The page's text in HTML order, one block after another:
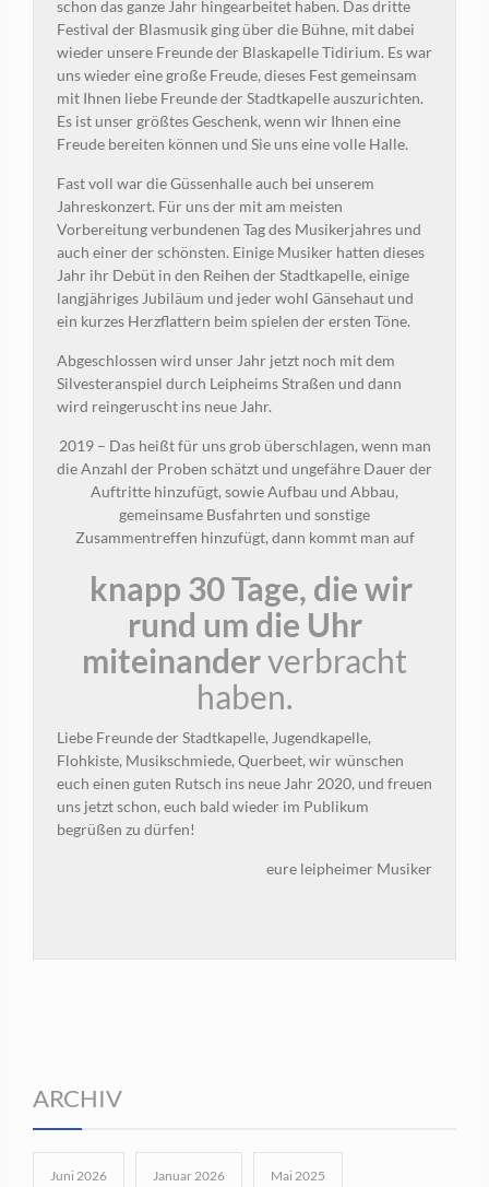
schon das ganze Jahr hingearbeitet haben. Das dritte
Festival der Blasmusik ging über die Bühne, mit dabei
wieder unsere Freunde der Blaskapelle Tidirium. Es war
uns wieder eine große Freude, dieses Fest gemeinsam
mit Ihnen liebe Freunde der Stadtkapelle auszurichten.
Es ist unser größtes Geschenk, wenn wir Ihnen eine
Freude bereiten können und Sie uns eine volle Halle.
Fast voll war die Güssenhalle auch bei unserem
Jahreskonzert. Für uns der mit am meisten
Vorbereitung verbundenen Tag des Musikerjahres und
auch einer der schönsten. Einige Musiker hatten dieses
Jahr ihr Debüt in den Reihen der Stadtkapelle, einige
langjähriges Jubiläum und jeder wohl Gänsehaut und
ein kurzes Herzflattern beim spielen der ersten Töne.
Abgeschlossen wird unser Jahr jetzt noch mit dem
Silvesteranspiel durch Leipheims Straßen und dann
wird reingeruscht ins neue Jahr.
2019 – Das heißt für uns grob überschlagen, wenn man
die Anzahl der Proben schätzt und ungefähre Dauer der
Auftritte hinzufügt, sowie Aufbau und Abbau,
gemeinsame Busfahrten und sonstige
Zusammentreffen hinzufügt, dann kommt man auf
knapp 30 Tage, die wir
rund um die Uhr
miteinanderverbracht
haben.
Liebe Freunde der Stadtkapelle, Jugendkapelle,
Flohkiste, Musikschmiede, Querbeet, wir wünschen
euch einen guten Rutsch ins neue Jahr 2020, und freuen
uns jetzt schon, euch bald wieder im Publikum
begrüßen zu dürfen!
eure leipheimer Musiker
ARCHIV
Juni 2026 Januar 2026 Mai 2025